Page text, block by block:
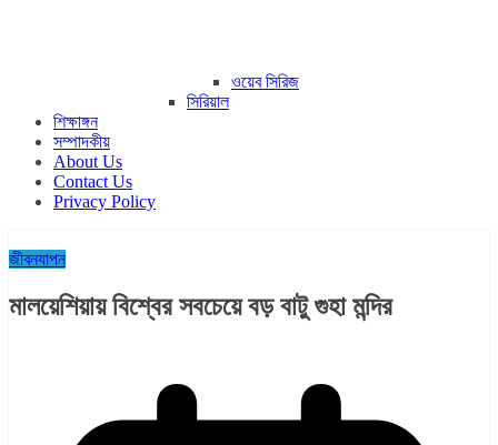
ওয়েব সিরিজ
সিরিয়াল
শিক্ষাঙ্গন
সম্পাদকীয়
About Us
Contact Us
Privacy Policy
জীবনযাপন
মালয়েশিয়ায় বিশ্বের সবচেয়ে বড় বাটু গুহা মন্দির